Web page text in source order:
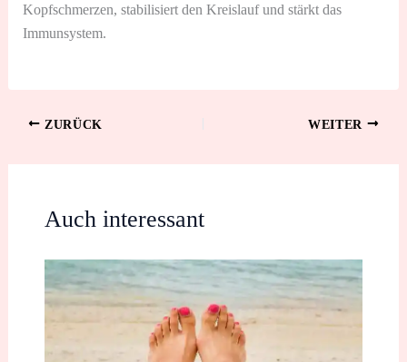
Kopfschmerzen, stabilisiert den Kreislauf und stärkt das
Immunsystem.
ZURÜCK WEITER
Auch interessant